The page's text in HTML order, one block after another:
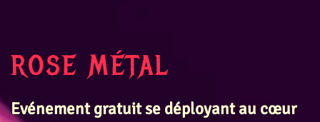
ROSE MÉTAL
Evénement gratuit se déployant au cœur